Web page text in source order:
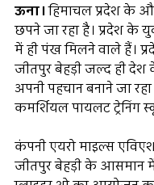
ऊना।हिमाचल प्रदेश के
छपने जा रहा है। प्रदेश के
में ही पंख मिलने वाले हैं।
जीतपुर बेहड़ी जल्द ही
अपनी पहचान बनाने जा
कमर्शियल पायलट ट्रेनिंग
कंपनी एयरो माइल्स
जीतपुर बेहड़ी के आसमान